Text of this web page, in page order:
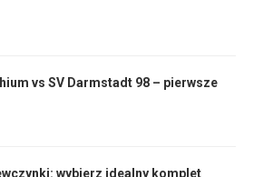
vs SV Darmstadt 98 – pierwsze
wybierz idealny komplet